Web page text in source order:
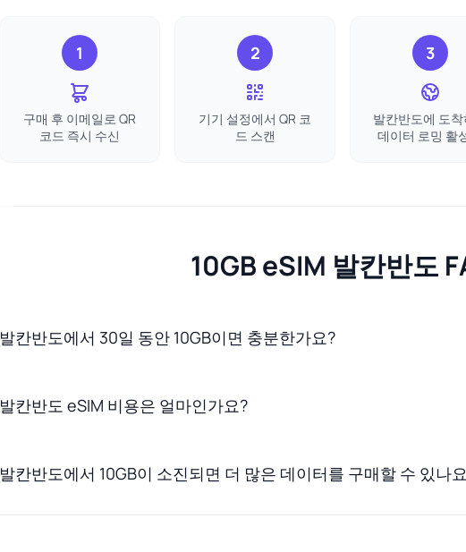
1
구매 후 이메일로 QR
코드 즉시 수신
2
기기 설정에서 QR 코
드 스캔
3
발칸반도에 도착
데이터 로밍 활
10GB eSIM 발칸반도
발칸반도에서 30일 동안 10GB이면 충분한가요?
발칸반도 eSIM 비용은 얼마인가요?
발칸반도에서 10GB이 소진되면 더 많은 데이터를 구매할 수 있나